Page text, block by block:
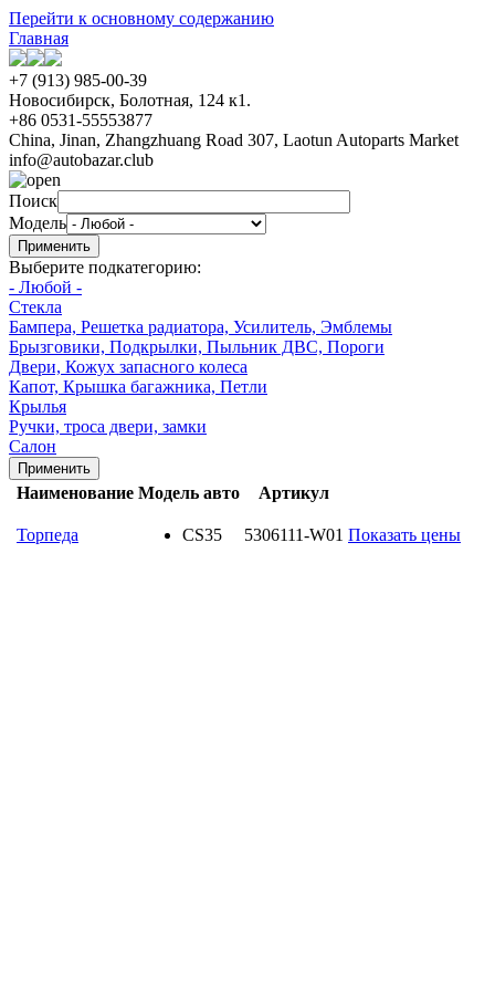
Перейти к основному содержанию
Главная
+7 (913) 985-00-39
Новосибирск, Болотная, 124 к1.
+86 0531-55553877
China, Jinan, Zhangzhuang Road 307, Laotun Autoparts Market
info@autobazar.club
Поиск
Модель
Выберите подкатегорию:
- Любой -
Стекла
Бампера, Решетка радиатора, Усилитель, Эмблемы
Брызговики, Подкрылки, Пыльник ДВС, Пороги
Двери, Кожух запасного колеса
Капот, Крышка багажника, Петли
Крылья
Ручки, троса двери, замки
Салон
Наименование Модель авто Артикул
Торпеда CS35 5306111-W01 Показать цены